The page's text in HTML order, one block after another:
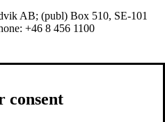
AB; (publ) Box 510, SE-101
+46 8 456 1100
consent